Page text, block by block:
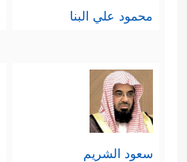
محمود علي البنا
سعود الشريم